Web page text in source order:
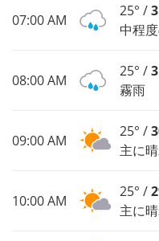
07:00 AM
25° /
中程
08:00 AM
25° /
霧雨
09:00 AM
25° /
主に
10:00 AM
25° /
主に